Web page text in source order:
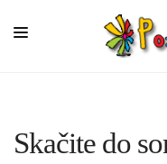
Skačite do